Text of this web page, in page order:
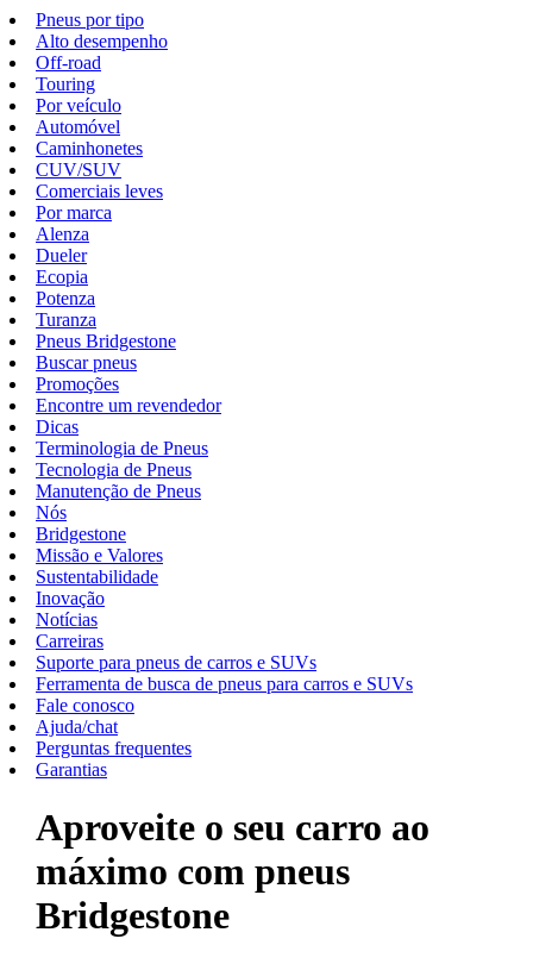
Pneus por tipo
Alto desempenho
Off-road
Touring
Por veículo
Automóvel
Caminhonetes
CUV/SUV
Comerciais leves
Por marca
Alenza
Dueler
Ecopia
Potenza
Turanza
Pneus Bridgestone
Buscar pneus
Promoções
Encontre um revendedor
Dicas
Terminologia de Pneus
Tecnologia de Pneus
Manutenção de Pneus
Nós
Bridgestone
Missão e Valores
Sustentabilidade
Inovação
Notícias
Carreiras
Suporte para pneus de carros e SUVs
Ferramenta de busca de pneus para carros e SUVs
Fale conosco
Ajuda/chat
Perguntas frequentes
Garantias
Aproveite o seu carro ao
máximo com pneus
Bridgestone